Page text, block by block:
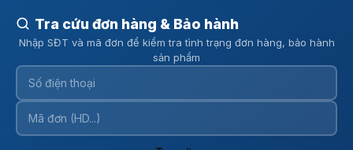
những lựa chọn hoàn hảo, đảm bảo chất lượng chính hãng
và độ bền vượt trội.
Với các sản phẩm như Nồi cơm điện RC-5H30O12 1,2L nhỏ
Hộp cơm điện Bear LB-4H12C cho dân văn phòng 1.2L
thông minh, bạn sẽ dễ dàng tìm thấy thiết bị phù hợp với
nhu cầu sử dụng và số lượng thành viên trong gia đình.
Công nghệ nấu thông minh, lòng nồi chống dính cao cấp,
Tra cứu đơn hàng & Bảo hành
Nhập SĐT và mã đơn để kiểm tra tình trạng đơn hàng, bảo hành
sản phẩm